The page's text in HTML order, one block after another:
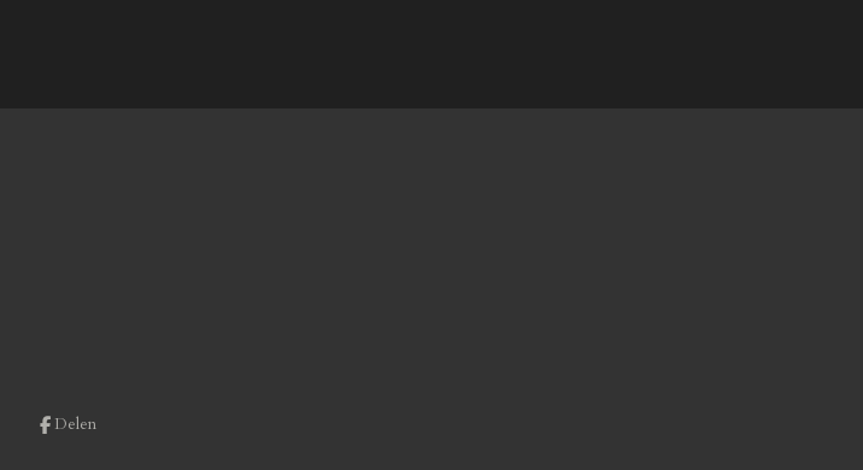
Delen